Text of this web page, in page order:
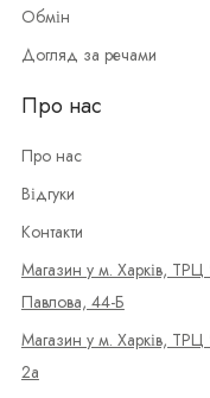
Обмін
Догляд за речами
Про нас
Про нас
Відгуки
Контакти
Магазин у м. Харків, ТРЦ
Павлова, 44-Б
Магазин у м. Харків, ТРЦ
2а